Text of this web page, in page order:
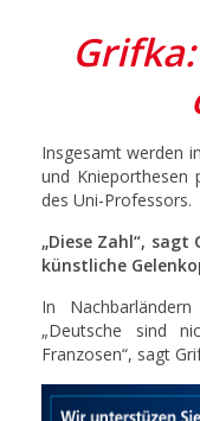
Insgesamt werden
und Knieporthesen
des Uni-Professors.
„Diese Zahl“,
künstliche
In
„Deutsche sind
Franzosen“, sagt